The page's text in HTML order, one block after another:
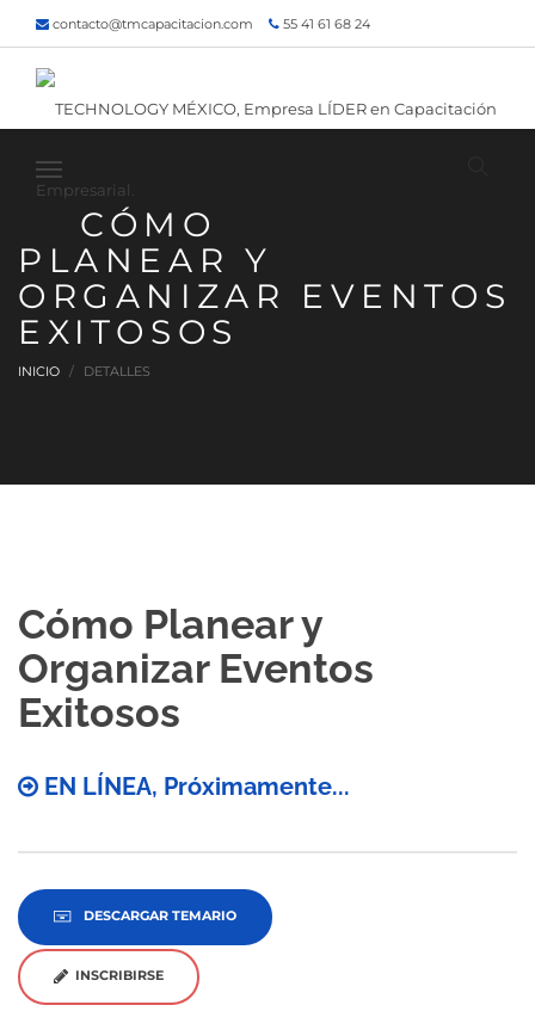
contacto@tmcapacitacion.com 55 41 61 68 24
55 47 60 80 49
Inicio ¿Quiénes somos? Contacto
¡Siguenos!
CÓMO
PLANEAR Y
ORGANIZAR EVENTOS
EXITOSOS
INICIO DETALLES
Cómo Planear y
Organizar Eventos
Exitosos
EN LÍNEA, Próximamente...
DESCARGAR TEMARIO
INSCRIBIRSE